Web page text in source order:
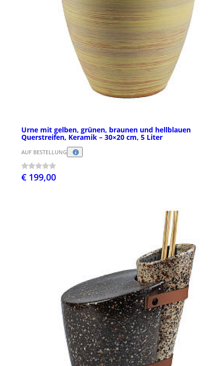
Urne mit gelben, grünen, braunen und hellblauen
Querstreifen, Keramik – 30×20 cm, 5 Liter
AUF BESTELLUNG
€ 199,00